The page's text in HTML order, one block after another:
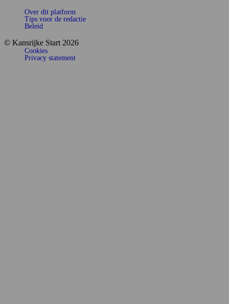
Over dit platform
Tips voor de redactie
Beleid
© Kansrijke Start 2026
Cookies
Privacy statement